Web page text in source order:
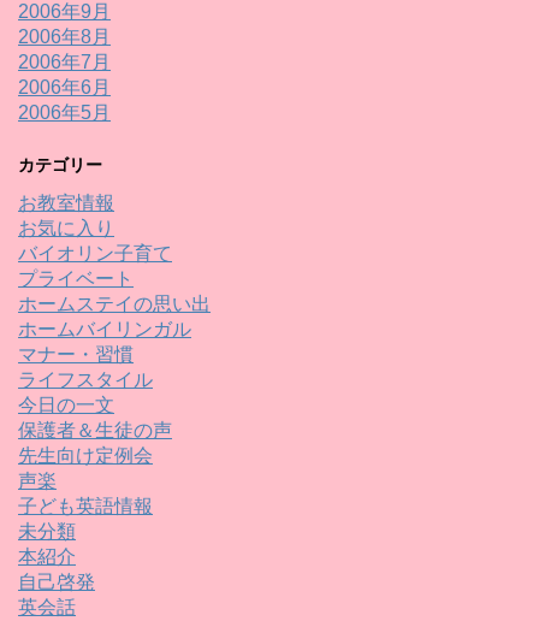
2006年9月
2006年8月
2006年7月
2006年6月
2006年5月
カテゴリー
お教室情報
お気に入り
バイオリン子育て
プライベート
ホームステイの思い出
ホームバイリンガル
マナー・習慣
ライフスタイル
今日の一文
保護者＆生徒の声
先生向け定例会
声楽
子ども英語情報
未分類
本紹介
自己啓発
英会話